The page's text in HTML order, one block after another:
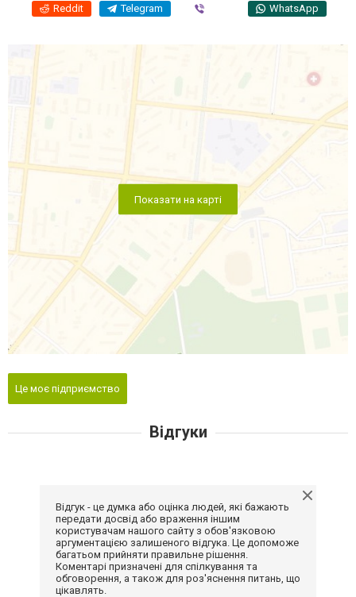
Reddit Telegram WhatsApp
Показати на карті
Це моє підприємство
Відгуки
Відгук - це думка або оцінка людей, які бажають
передати досвід або враження іншим
користувачам нашого сайту з обов'язковою
аргументацією залишеного відгука. Це допоможе
багатьом прийняти правильне рішення.
Коментарі призначені для спілкування та
обговорення, а також для роз'яснення питань, що
цікавлять.